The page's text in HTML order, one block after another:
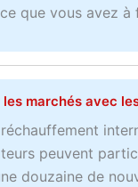
que vous avez
marchés avec
peuvent
douzaine de